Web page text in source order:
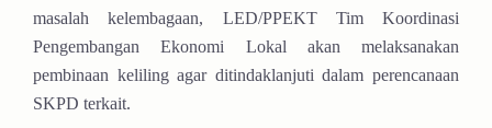
masalah kelembagaan, LED/PPEKT Tim Koordinasi
Pengembangan Ekonomi Lokal akan melaksanakan
pembinaan keliling agar ditindaklanjuti dalam perencanaan
SKPD terkait.